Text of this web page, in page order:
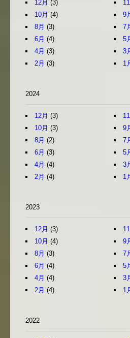
12月 (3)
10月 (4) 9
8月 (3) 7
6月 (4) 5
4月 (3) 3
2月 (3) 1
2024
12月 (3)
10月 (3) 9
8月 (2) 7
6月 (3) 5
4月 (4) 3
2月 (4) 1
2023
12月 (3)
10月 (4) 9
8月 (3) 7
6月 (4) 5
4月 (4) 3
2月 (4) 1
2022